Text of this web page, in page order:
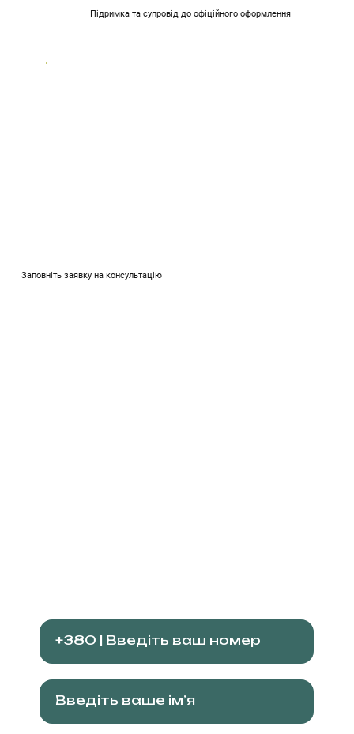
Підримка та супровід до офіційного оформлення
Заповніть заявку на консультацію